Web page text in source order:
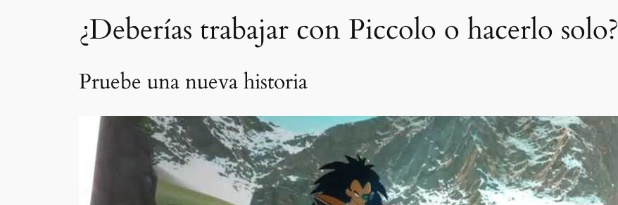
¿Deberías trabajar con Piccolo o hacerlo solo?
Pruebe una nueva historia